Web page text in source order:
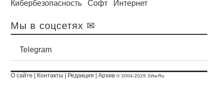
Кибербезопасность
Софт Интернет
Мы в соцсетях ✉
Telegram
О сайте Контакты Редакция |Архив © 2004-2026 Stfw.Ru